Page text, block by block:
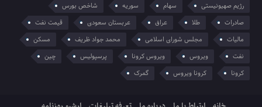
رژیم صهیونیستی
سهام سوریه
شاخص بورس
صادرات
طلا عراق عربستان سعودی
قیمت نفت
مالیات
مجلس شورای اسلامی محمد جواد ظریف
مسکن
نفت
ویروس ویروس کرونا پرسپولیس
چین
کرونا
کرونا ویروس گمرک